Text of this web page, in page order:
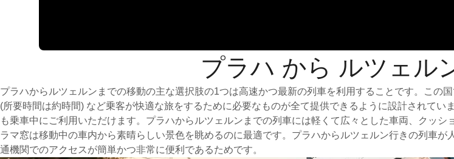
プラハ から ルツェル
プラハからルツェルンまでの移動の主な選択肢の1つは高速かつ最新の列車を利用することです。この
(所要時間は約時間) など乗客が快適な旅をするために必要なものが全て提供できるように設計されて
も乗車中にご利用いただけます。プラハからルツェルンまでの列車には軽くて広々とした車両、クッ
ラマ窓は移動中の車内から素晴らしい景色を眺めるのに最適です。プラハからルツェルン行きの列車
通機関でのアクセスが簡単かつ非常に便利であるためです。